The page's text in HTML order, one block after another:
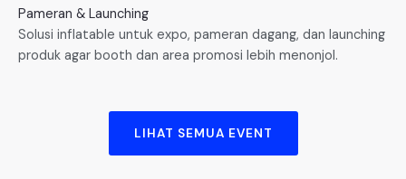
Pameran & Launching
Solusi inflatable untuk expo, pameran dagang, dan launching
produk agar booth dan area promosi lebih menonjol.
LIHAT SEMUA EVENT